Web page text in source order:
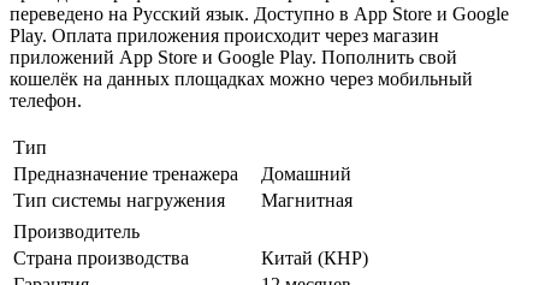
переведено на Русский язык. Доступно в App Store и Google
Play. Оплата приложения происходит через магазин
приложений App Store и Google Play. Пополнить свой
кошелёк на данных площадках можно через мобильный
телефон.
Тип
Предназначение тренажера
Домашний
Тип системы нагружения
Магнитная
Производитель
Страна производства
Китай (КНР)